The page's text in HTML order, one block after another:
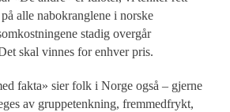
alle nabokranglene i norske
stadig overgår
skal vinnes for enhver pris.
fakta» sier folk i Norge også – gjerne
av gruppetenkning, fremmedfrykt,